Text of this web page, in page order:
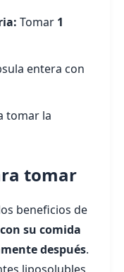
Tomar 1
entera con
tomar la
tomar
beneficios de
con su comida
después.